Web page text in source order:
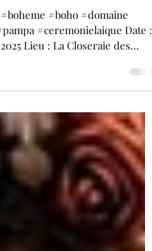
Bohème chic &
#boho #domaine
Closeraie des
(37210) Nombre d'invités :
la pampa, du terracotta et une
chic. Audrey & Maxime
célébrer leur mariage en petit
profitant du charme de la
Herbes Blanches. Malgré un
ils ont pu célébrer leur
couleurs automnales et